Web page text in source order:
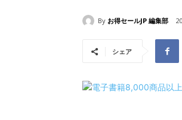
By お得セールJP 編集部
シェア